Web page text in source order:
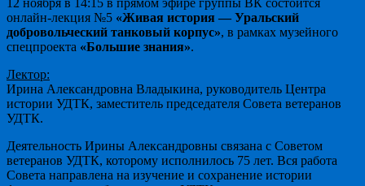
12 ноября в 14:15 в прямом эфире группы ВК состоится
онлайн-лекция №5 «Живая история — Уральский
добровольческий танковый корпус», в рамках музейного
спецпроекта «Большие знания».
Лектор:
Ирина Александровна Владыкина, руководитель Центра
истории УДТК, заместитель председателя Совета ветеранов
УДТК.
Деятельность Ирины Александровны связана с Советом
ветеранов УДТК, которому исполнилось 75 лет. Вся работа
Совета направлена на изучение и сохранение истории